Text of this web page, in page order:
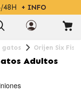
48H + INFO
gatos Orijen Six
Adultos